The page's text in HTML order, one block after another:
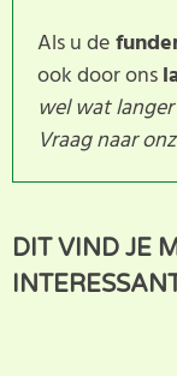
Als u de
ook door ons
wel wat
Vraag naar
Dit product
klantbeoordeling.
anderen met hun
DIT VIND JE